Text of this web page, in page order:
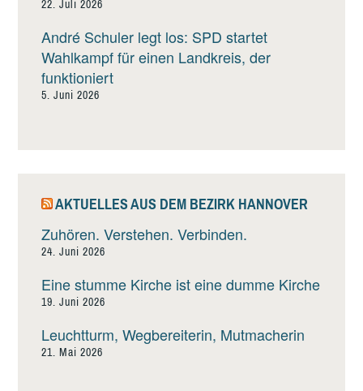
22. Juli 2026
André Schuler legt los: SPD startet
Wahlkampf für einen Landkreis, der
funktioniert
5. Juni 2026
AKTUELLES AUS DEM BEZIRK HANNOVER
Zuhören. Verstehen. Verbinden.
24. Juni 2026
Eine stumme Kirche ist eine dumme Kirche
19. Juni 2026
Leuchtturm, Wegbereiterin, Mutmacherin
21. Mai 2026